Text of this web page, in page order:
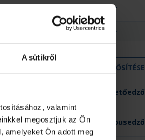
A sütikről
valamint
megosztjuk az Ön
amelyeket Ön adott meg
- -
-
MINŐSÍTÉSE
Vezetőedző
Kapusedző